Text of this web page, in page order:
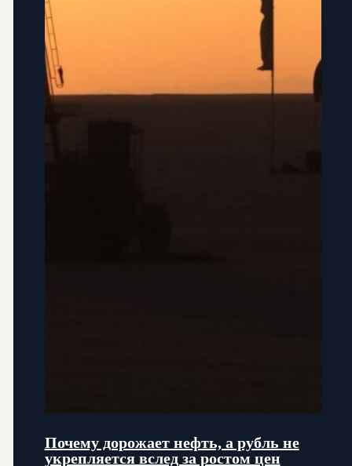
Почему дорожает нефть, а рубль не
укрепляется вслед за ростом цен